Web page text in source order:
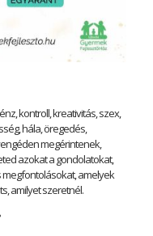
kontroll, kreativitás, szex,
hála, öregedés,
megérintenek,
azokat a gondolatokat,
amelyek
amilyet szeretnél.